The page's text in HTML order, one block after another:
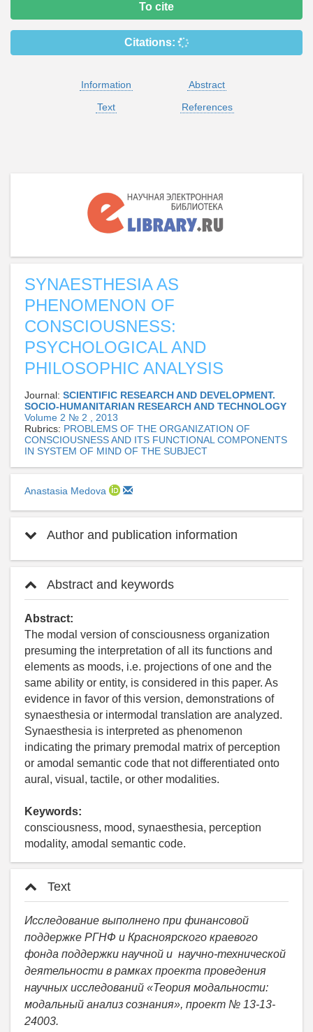
To cite
Citations:
Information
Abstract
Text
References
SYNAESTHESIA AS
PHENOMENON OF
CONSCIOUSNESS:
PSYCHOLOGICAL AND
PHILOSOPHIC ANALYSIS
Journal: SCIENTIFIC RESEARCH AND DEVELOPMENT.
SOCIO-HUMANITARIAN RESEARCH AND TECHNOLOGY
Volume 2 № 2 , 2013
Rubrics: PROBLEMS OF THE ORGANIZATION OF
CONSCIOUSNESS AND ITS FUNCTIONAL COMPONENTS
IN SYSTEM OF MIND OF THE SUBJECT
Anastasia Medova
Author and publication information
Abstract and keywords
Abstract:
The modal version of consciousness organization
presuming the interpretation of all its functions and
elements as moods, i.e. projections of one and the
same ability or entity, is considered in this paper. As
evidence in favor of this version, demonstrations of
synaesthesia or intermodal translation are analyzed.
Synaesthesia is interpreted as phenomenon
indicating the primary premodal matrix of perception
or amodal semantic code that not differentiated onto
aural, visual, tactile, or other modalities.
Keywords:
consciousness, mood, synaesthesia, perception
modality, amodal semantic code.
Text
Исследование выполнено при финансовой
поддержке РГНФ и Красноярского краевого
фонда поддержки научной и научно-технической
деятельности в рамках проекта проведения
научных исследований «Теория модальности:
модальный анализ сознания», проект № 13-13-
24003.